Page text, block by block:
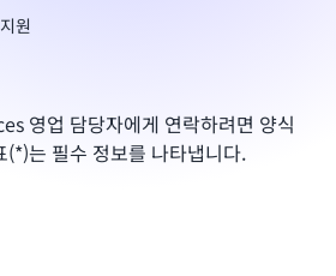
원
영업 담당자에게 연락하려면 양식
(*)는 필수 정보를 나타냅니다.